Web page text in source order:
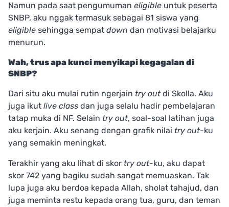
Namun pada saat pengumuman eligible untuk peserta
SNBP, aku nggak termasuk sebagai 81 siswa yang
eligible sehingga sempat down dan motivasi belajarku
menurun.
Wah, trus apa kunci menyikapi kegagalan di
SNBP?
Dari situ aku mulai rutin ngerjain try outdi Skolla. Aku
juga ikut live class dan juga selalu hadir pembelajaran
tatap muka di NF. Selain try out, soal-soal latihan juga
aku kerjain. Aku senang dengan grafik nilai try out-ku
yang semakin meningkat.
Terakhir yang aku lihat di skor try out-ku, aku dapat
skor 742 yang bagiku sudah sangat memuaskan. Tak
lupa juga aku berdoa kepada Allah, sholat tahajud, dan
juga meminta restu kepada orang tua, guru, dan teman